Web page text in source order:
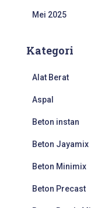
Mei 2025
Kategori
Alat Berat
Aspal
Beton instan
Beton Jayamix
Beton Minimix
Beton Precast